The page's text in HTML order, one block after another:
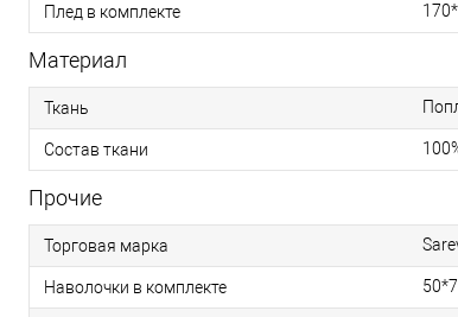
Плед в комплекте
Материал
Ткань
Состав ткани
Прочие
Торговая марка
Наволочки в комплекте